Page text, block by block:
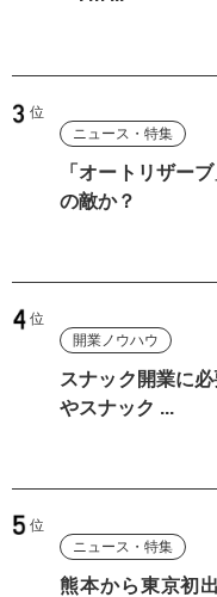
ニュース・特集
「オートリザー
の敵か？
開業ノウハウ
スナック開業に
やスナック ...
ニュース・特集
熊本から東京初